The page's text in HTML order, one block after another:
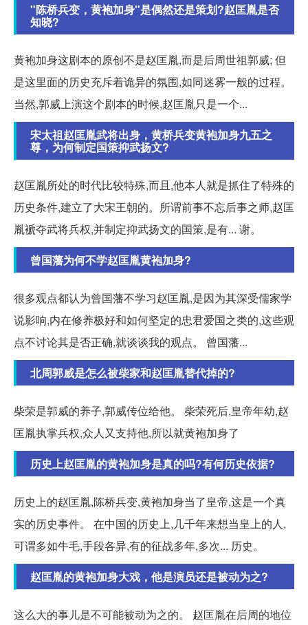
"陈桥兵变，黄袍加身"是偶然还是策划?赵匡胤是否
知晓?
黄袍加身这剧本的原创不是赵匡胤,而是后周世祖郭威; 但
是这里面的历史充斥着诡异的氛围,如同迷雾一般的过程。
当然,郭威上演这个剧本的时候,赵匡胤只是一个...
宋太祖赵匡胤武将出身，黄桥兵变黄袍加身九五之
尊，为何制定国策抑武扬文?
赵匡胤所处的时代比较特殊,而且,他本人就是抓住了特殊的
历史条件,建立了大宋王朝的。所谓前事不忘后事之师,赵匡
胤褫夺武将兵权,并制定抑武扬文的国策,是有... 谢。
曾国藩为何不学赵匡胤黄袍加身?
很多观点都认为曾国藩不学习赵匡胤,是因为其深受儒家学
说影响,内在修养极好和如何坚定的忠君爱国之类的,这些观
点不讨论其是否正确,就谈谈我的观点。 曾国藩...
北周郭威是怎么被柴家和赵匡胤替代掉的?
柴荣是郭威的养子,郭威传位给他。 柴荣死后,皇帝年幼,赵
匡胤执掌兵权,众人又支持他,所以就黄袍加身了
历史上赵匡胤的黄袍加身是真的吗?有何历史依据?
历史上的赵匡胤,陈桥兵变,黄袍加身当了皇帝,这是一个真
实的历史事件。 在中国的历史上,几千年来想当皇上的人,
可谓多如牛毛,手段各异,有的征战多年,多次... 历史。
赵匡胤的黄袍加身大戏，他是演员还是被动为之?
这么大的事儿是不可能被动为之的。 赵匡胤在后周的地位